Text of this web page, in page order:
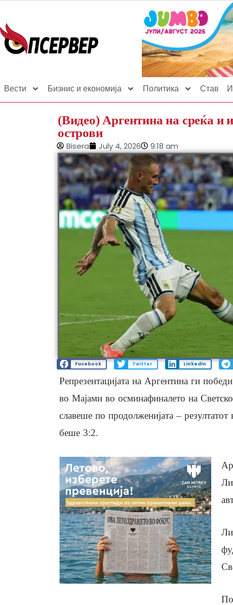
Вести Бизнис и економија Политика Став
(Видео) Аргентина на среќа и
острови
Bisera July 4, 2026 9:18 am
Facebook Twitter LinkedIn
Репрезентацијата на Аргентина ги
во Мајами во осминафиналето на
славеше по продолженијата –
беше 3:2.